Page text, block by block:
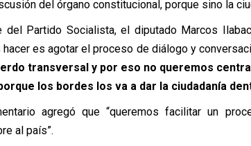
del órgano constitucional, porque sino la
del Partido Socialista, el diputado Marcos
es agotar el proceso de diálogo y
transversal y por eso no queremos
los bordes los va a dar la ciudadanía
agregó que “queremos facilitar un
al país”.